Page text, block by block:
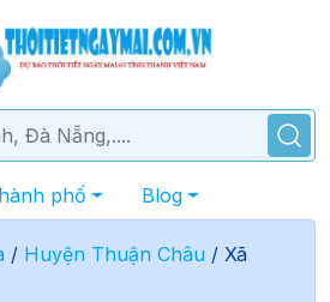
phố Blog
/ Huyện Thuận Châu / Xã